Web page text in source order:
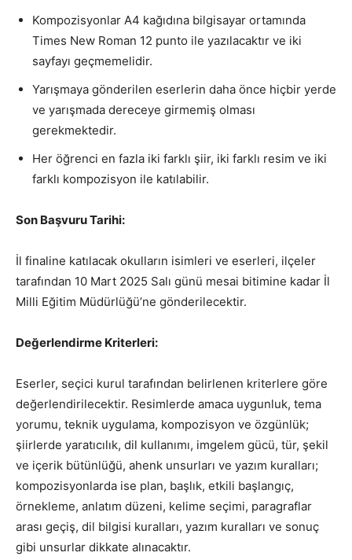
Kompozisyonlar A4 kağıdına bilgisayar ortamında
Times New Roman 12 punto ile yazılacaktır ve iki
sayfayı geçmemelidir.
Yarışmaya gönderilen eserlerin daha önce hiçbir yerde
ve yarışmada dereceye girmemiş olması
gerekmektedir.
Her öğrenci en fazla iki farklı şiir, iki farklı resim ve iki
farklı kompozisyon ile katılabilir.
Son Başvuru Tarihi:
İl finaline katılacak okulların isimleri ve eserleri, ilçeler
tarafından 10 Mart 2025 Salı günü mesai bitimine kadar İl
Milli Eğitim Müdürlüğü’ne gönderilecektir.
Değerlendirme Kriterleri:
Eserler, seçici kurul tarafından belirlenen kriterlere göre
değerlendirilecektir. Resimlerde amaca uygunluk, tema
yorumu, teknik uygulama, kompozisyon ve özgünlük;
şiirlerde yaratıcılık, dil kullanımı, imgelem gücü, tür, şekil
ve içerik bütünlüğü, ahenk unsurları ve yazım kuralları;
kompozisyonlarda ise plan, başlık, etkili başlangıç,
örnekleme, anlatım düzeni, kelime seçimi, paragraflar
arası geçiş, dil bilgisi kuralları, yazım kuralları ve sonuç
gibi unsurlar dikkate alınacaktır.